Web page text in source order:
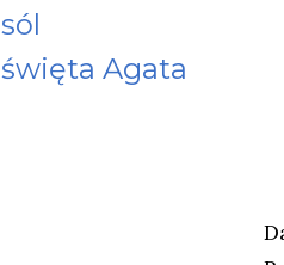
sól
święta Agata